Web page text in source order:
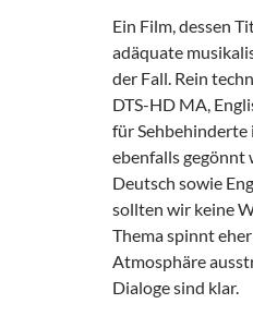
Ein Film, dessen
adäquate
der Fall. Rein
DTS-HD MA,
für Sehbehinderte
ebenfalls gegönnt
Deutsch sowie
sollten wir keine
Thema spinnt
Atmosphäre
Dialoge sind klar.